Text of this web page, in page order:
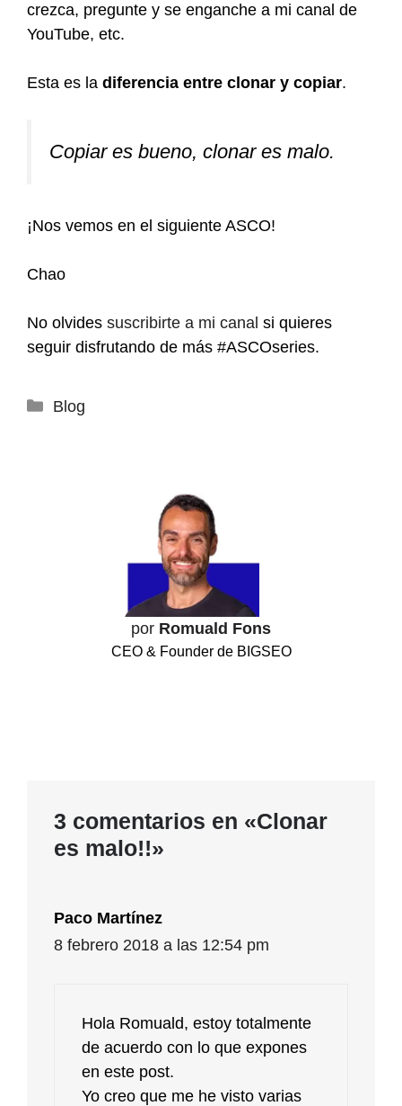
crezca, pregunte y se enganche a mi canal de
YouTube, etc.
Esta es la diferencia entre clonar y copiar.
Copiar es bueno, clonar es malo.
¡Nos vemos en el siguiente ASCO!
Chao
No olvides suscribirte a mi canal si quieres
seguir disfrutando de más #ASCOseries.
Categorías
Blog
por Romuald Fons
CEO & Founder de BIGSEO
3 comentarios en «Clonar
es malo!!»
Paco Martínez
8 febrero 2018 a las 12:54 pm
Hola Romuald, estoy totalmente
de acuerdo con lo que expones
en este post.
Yo creo que me he visto varias